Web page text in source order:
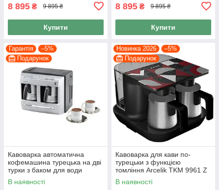
8 895 ₴ 9 895 ₴
Купити
8 895 ₴ 9 895 ₴
Купити
Гарантія
–5%
Подарунок
Кавоварка автоматична
кофемашина турецька на дві
турки з баком для води
Arcelik К3170 1 л
В наявності
Новинка 2026
–5%
Подарунок
Кавоварка для кави по-
турецьки з функцією
томління Arcelik TKM 9961 Z
1100 Вт Технологія Cook
Sense
В наявності